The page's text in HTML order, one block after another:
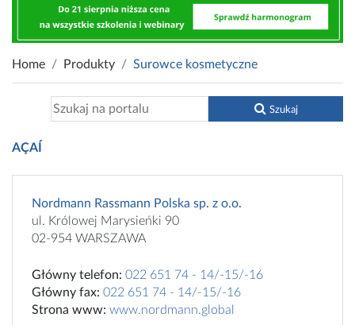
Home Produkty Surowce kosmetyczne
AÇAÍ
Szukaj
Nordmann Rassmann Polska sp. z o.o.
ul. Królowej Marysieńki 90
02-954 WARSZAWA
Główny telefon: 022 651 74 - 14/-15/-16
Główny fax: 022 651 74 - 14/-15/-16
Strona www: www.nordmann.global